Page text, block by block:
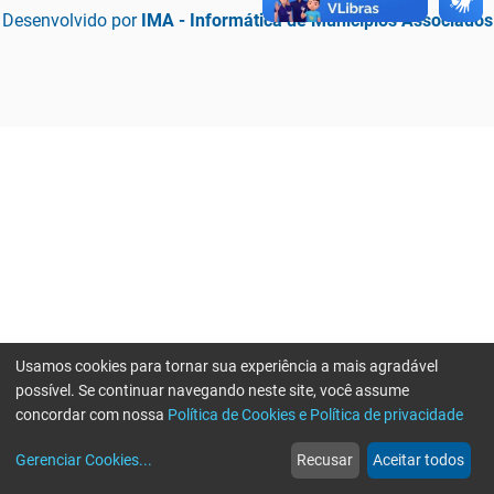
Desenvolvido por IMA - Informática de Municípios Associados
web
Notícias
more_horiz
Mais
Usamos cookies para tornar sua experiência a mais agradável
possível. Se continuar navegando neste site, você assume
concordar com nossa Política de Cookies e Política de privacidade
Gerenciar Cookies... Recusar Aceitar todos
Erro ao enviar informações, por favor tente novamente